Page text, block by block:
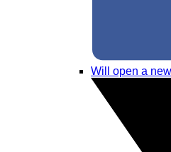
Will open a